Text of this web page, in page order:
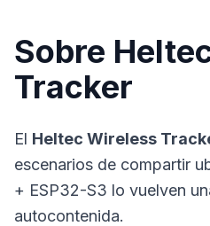
Sobre
Tracker
El Heltec Wireless
escenarios de compartir
+ ESP32-S3 lo vuelven
autocontenida.